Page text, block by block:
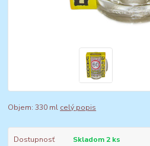
Objem: 330 ml celý popis
Dostupnosť Skladom 2 ks